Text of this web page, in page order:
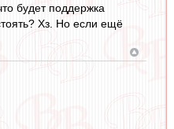
будет поддержка
Хз. Но если ещё